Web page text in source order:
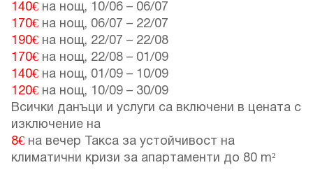
140€ на нощ, 10/06 – 06/07
170€ на нощ, 06/07 – 22/07
190€ на нощ, 22/07 – 22/08
170€ на нощ, 22/08 – 01/09
140€ на нощ, 01/09 – 10/09
120€ на нощ, 10/09 – 30/09
Всички данъци и услуги са включени в цената с
изключение на
8€ на вечер Такса за устойчивост на
климатични кризи за апартаменти до 80 m²